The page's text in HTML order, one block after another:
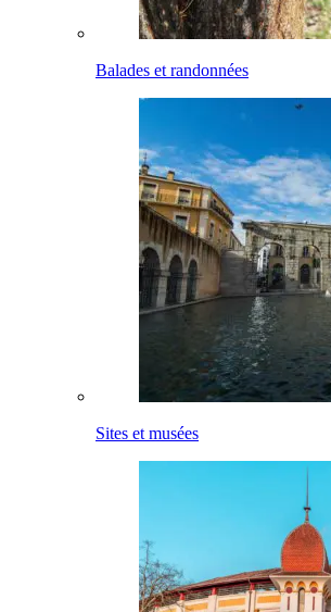
Balades et randonnées
Sites et musées